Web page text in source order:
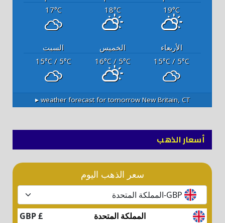
19°C
18°C
17°C
الأربعاء الخميس
السبت
15°C / 5°C
16°C/ 5°C
15°C/ 5°C
New Britain, CT
weather forecast for tomorrow ▸
أسعار الذهب